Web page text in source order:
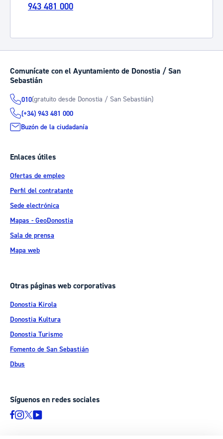
943 481 000
Comunícate con el Ayuntamiento de Donostia / San
Sebastián
010(gratuito desde Donostia / San Sebastián)
(+34) 943 481 000
Buzón de la ciudadanía
Enlaces útiles
Ofertas de empleo
Perfil del contratante
Sede electrónica
Mapas - GeoDonostia
Sala de prensa
Mapa web
Otras páginas web corporativas
Donostia Kirola
Donostia Kultura
Donostia Turismo
Fomento de San Sebastián
Dbus
Síguenos en redes sociales